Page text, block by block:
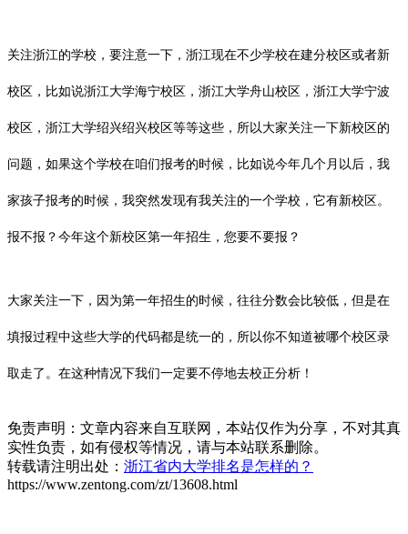
关注浙江的学校，要注意一下，浙江现在不少学校在建分校区或者新
校区，比如说浙江大学海宁校区，浙江大学舟山校区， 浙江大学宁波
校区 ，浙江大学绍兴绍兴校区等等这些，所以大家关注一下新校区的
问题，如果这个学校在咱们报考的时候，比如说今年几个月以后，我
家孩子报考的时候，我突然发现有我关注的一个学校，它有新校区。
报不报？今年这个新校区第一年招生，您要不要报？
大家关注一下，因为第一年招生的时候，往往分数会比较低，但是在
填报过程中这些大学的代码都是统一的，所以你不知道被哪个校区录
取走了。在这种情况下我们一定要不停地去校正分析！
免责声明：文章内容来自互联网，本站仅作为分享，不对其真
实性负责，如有侵权等情况，请与本站联系删除。
转载请注明出处： 浙江省内大学排名是怎样的？
https://www.zentong.com/zt/13608.html